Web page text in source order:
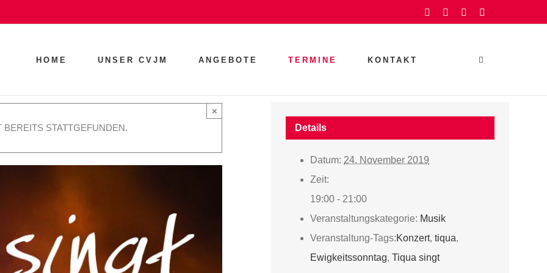
FacebookInstagramYouTube
HOME UNSER CVJM ANGEBOTE TERMINE KONTAKT
STATTGEFUNDEN.
×
Details
Datum: 24. November 2019
Zeit:
19:00 - 21:00
Veranstaltungskategorie: Musik
Veranstaltung-Tags:Konzert, tiqua,
Ewigkeitssonntag, Tiqua singt